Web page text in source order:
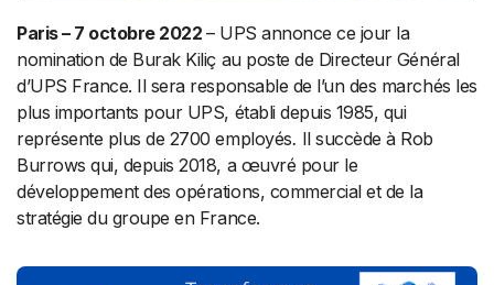
Paris – 7 octobre 2022 – UPS annonce ce jour la
nomination de Burak Kiliç au poste de Directeur Général
d’UPS France. Il sera responsable de l’un des marchés les
plus importants pour UPS, établi depuis 1985, qui
représente plus de 2700 employés. Il succède à Rob
Burrows qui, depuis 2018, a œuvré pour le
développement des opérations, commercial et de la
stratégie du groupe en France.